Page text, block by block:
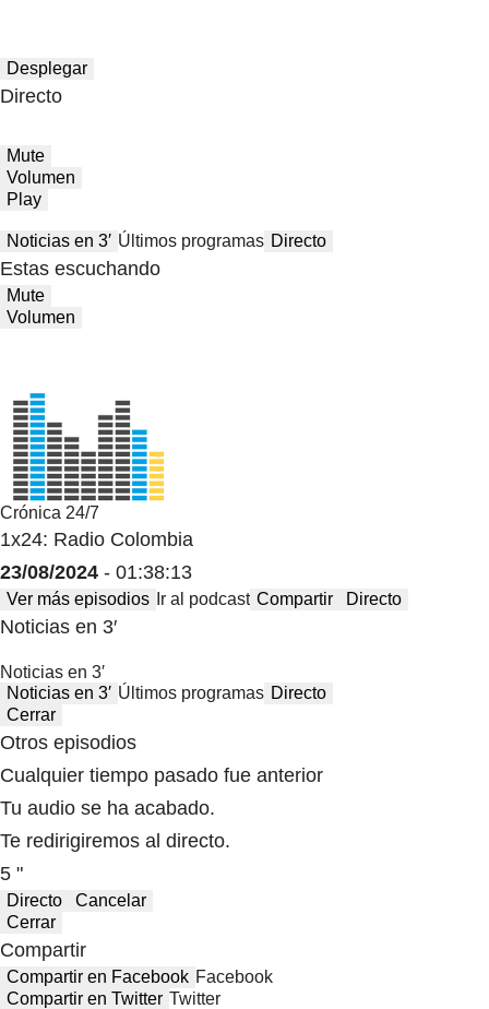
Desplegar
Directo
Mute
Volumen
Play
Noticias en 3′ Últimos programas Directo
Estas escuchando
Mute
Volumen
Crónica 24/7
1x24: Radio Colombia
23/08/2024 - 01:38:13
Ver más episodios Ir al podcast Compartir Directo
Noticias en 3′
Noticias en 3′
Noticias en 3′ Últimos programas Directo
Cerrar
Otros episodios
Cualquier tiempo pasado fue anterior
Tu audio se ha acabado.
Te redirigiremos al directo.
5 "
Directo
Cancelar
Cerrar
Compartir
Compartir en Facebook Facebook
Compartir en Twitter Twitter